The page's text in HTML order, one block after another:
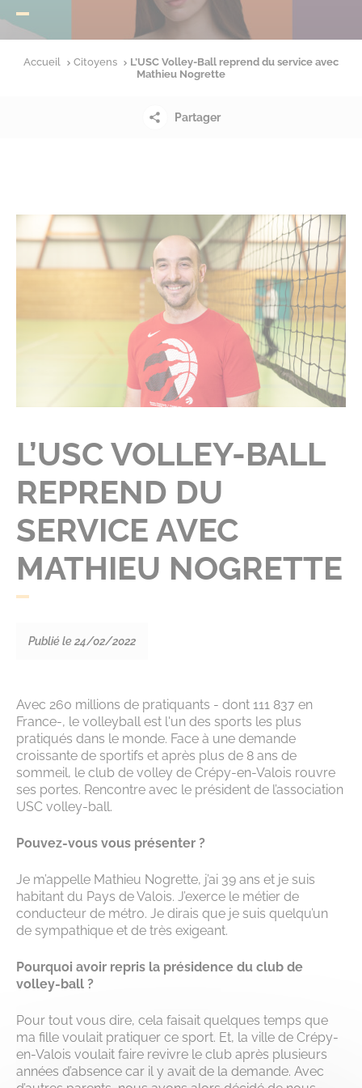
Accueil Citoyens
L’USC Volley-Ball reprend du service avec
Mathieu Nogrette
Partager
L’USC VOLLEY-BALL
REPREND DU
SERVICE AVEC
MATHIEU NOGRETTE
Publié le 24/02/2022
Avec 260 millions de pratiquants - dont 111 837 en
France-, le volleyball est l'un des sports les plus
pratiqués dans le monde. Face à une demande
croissante de sportifs et après plus de 8 ans de
sommeil, le club de volley de Crépy-en-Valois rouvre
ses portes. Rencontre avec le président de l’association
USC volley-ball.
Pouvez-vous vous présenter ?
Je m’appelle Mathieu Nogrette, j’ai 39 ans et je suis
habitant du Pays de Valois. J’exerce le métier de
conducteur de métro. Je dirais que je suis quelqu’un
de sympathique et de très exigeant.
Pourquoi avoir repris la présidence du club de
volley-ball ?
Pour tout vous dire, cela faisait quelques temps que
ma fille voulait pratiquer ce sport. Et, la ville de Crépy-
en-Valois voulait faire revivre le club après plusieurs
années d’absence car il y avait de la demande. Avec